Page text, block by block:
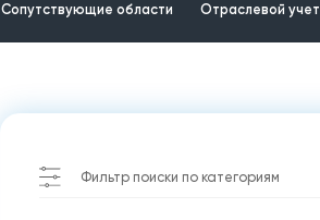
Сопутствующие области Отраслевой учет
Фильтр поиски по категориям